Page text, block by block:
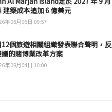
建築成本追加 6 億美元
年08月05日 09:57
個旅遊相關組織發表聯合聲明，反
的賭博業改革方案
年08月04日 10:00